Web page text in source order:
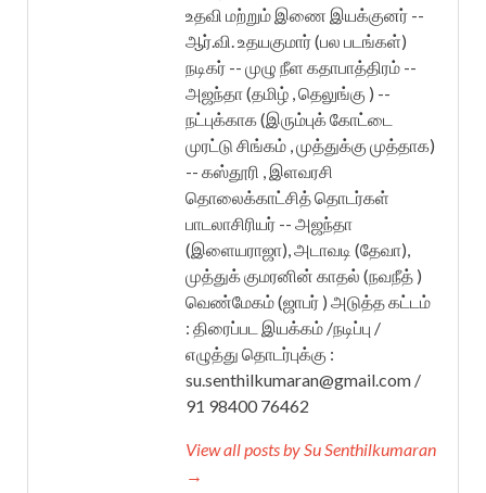
உதவி மற்றும் இணை இயக்குனர் --
ஆர்.வி. உதயகுமார் (பல படங்கள்)
நடிகர் -- முழு நீள கதாபாத்திரம் --
அஜந்தா (தமிழ் , தெலுங்கு ) --
நட்புக்காக (இரும்புக் கோட்டை
முரட்டு சிங்கம் , முத்துக்கு முத்தாக)
-- கஸ்தூரி , இளவரசி
தொலைக்காட்சித் தொடர்கள்
பாடலாசிரியர் -- அஜந்தா
(இளையராஜா), அடாவடி (தேவா),
முத்துக் குமரனின் காதல் (நவநீத் )
வெண்மேகம் (ஜாபர் ) அடுத்த கட்டம்
: திரைப்பட இயக்கம் /நடிப்பு /
எழுத்து தொடர்புக்கு :
su.senthilkumaran@gmail.com /
91 98400 76462
View all posts by Su Senthilkumaran
→